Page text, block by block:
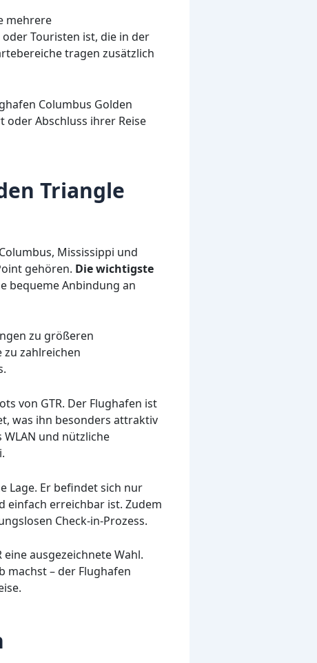
mehrere
Touristen ist, die in der
tragen zusätzlich
Columbus Golden
oder Abschluss ihrer Reise
Triangle
Mississippi und
gehören. Die wichtigste
bequeme Anbindung an
zu größeren
zu zahlreichen
von GTR. Der Flughafen ist
was ihn besonders attraktiv
WLAN und nützliche
Lage. Er befindet sich nur
einfach erreichbar ist. Zudem
Check-in-Prozess.
ausgezeichnete Wahl.
machst – der Flughafen